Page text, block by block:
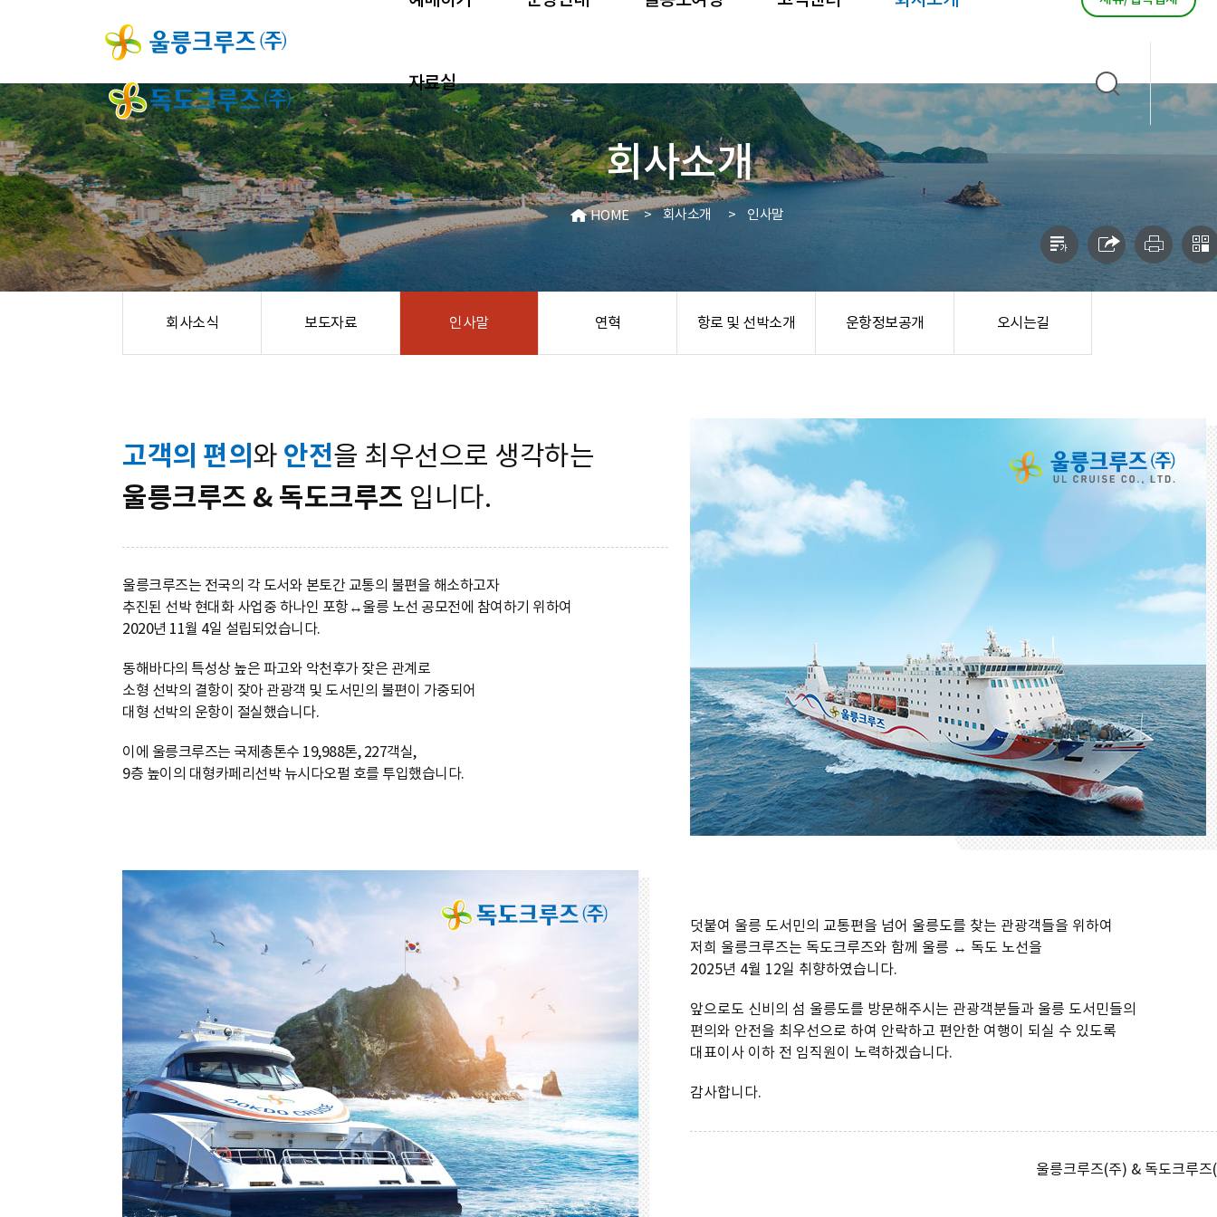
자료실
회사소개
HOME > 회사소개 > 인사말
회사소식 보도자료 인사말 연혁
독도크루즈
항로 및 선박소개 운항정보공개 오시는길
고객의 편의 와 안전을 최우선으로 생각하는
울릉크루즈 & 독도크루즈 입니다.
울릉크루즈는 전국의 각 도서와 본토간 교통의 불편을 해소하고자
추진된 선박 현대화 사업중 하나인 포항↔울릉 노선 공모전에 참여하기 위하여
2020년 11월 4일 설립되었습니다.
동해바다의 특성상 높은 파고와 악천후가 잦은 관계로
소형 선박의 결항이 잦아 관광객 및 도서민의 불편이 가중되어
대형 선박의 운항이 절실했습니다.
이에 울릉크루즈는 국제총톤수 19,988톤, 227객실,
9층 높이의 대형카페리선박 뉴시다오펄 호를 투입했습니다.
덧붙여 울릉 도서민의 교통편을 넘어 울릉도를 찾는 관광객들을 위하여
저희 울릉크루즈는 독도크루즈와 함께 울릉 ↔ 독도 노선을
2025년 4월 12일 취향하였습니다.
앞으로도 신비의 섬 울릉도를 방문해주시는 관광객분들과 울릉 도서민들의
편의와 안전을 최우선으로 하여 안락하고 편안한 여행이 되실 수 있도록
대표이사 이하 전 임직원이 노력하겠습니다.
감사합니다.
울릉크루즈(주) & 독도크루즈